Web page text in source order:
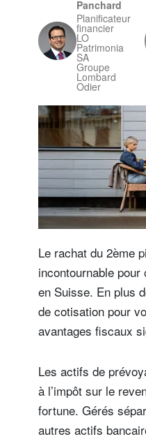
Panchard
Planificateur
financier
LO
Patrimonia
SA
Groupe
Lombard
Odier
Le rachat du 2ème
incontournable
en Suisse. En plus
de cotisation pour
avantages fiscaux
Les actifs de
à l’impôt sur le
fortune. Gérés
autres actifs